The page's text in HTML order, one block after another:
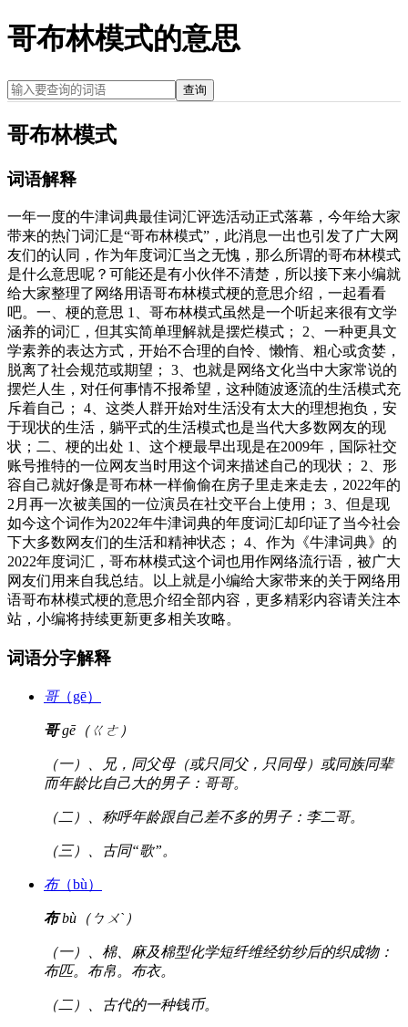
哥布林模式的意思
查询
哥布林模式
词语解释
一年一度的牛津词典最佳词汇评选活动正式落幕，今年给大家
带来的热门词汇是“哥布林模式”，此消息一出也引发了广大网
友们的认同，作为年度词汇当之无愧，那么所谓的哥布林模式
是什么意思呢？可能还是有小伙伴不清楚，所以接下来小编就
给大家整理了网络用语哥布林模式梗的意思介绍，一起看看
吧。一、梗的意思 1、哥布林模式虽然是一个听起来很有文学
涵养的词汇，但其实简单理解就是摆烂模式； 2、一种更具文
学素养的表达方式，开始不合理的自怜、懒惰、粗心或贪婪，
脱离了社会规范或期望； 3、也就是网络文化当中大家常说的
摆烂人生，对任何事情不报希望，这种随波逐流的生活模式充
斥着自己； 4、这类人群开始对生活没有太大的理想抱负，安
于现状的生活，躺平式的生活模式也是当代大多数网友的现
状；二、梗的出处 1、这个梗最早出现是在2009年，国际社交
账号推特的一位网友当时用这个词来描述自己的现状； 2、形
容自己就好像是哥布林一样偷偷在房子里走来走去，2022年的
2月再一次被美国的一位演员在社交平台上使用； 3、但是现
如今这个词作为2022年牛津词典的年度词汇却印证了当今社会
下大多数网友们的生活和精神状态； 4、作为《牛津词典》的
2022年度词汇，哥布林模式这个词也用作网络流行语，被广大
网友们用来自我总结。以上就是小编给大家带来的关于网络用
语哥布林模式梗的意思介绍全部内容，更多精彩内容请关注本
站，小编将持续更新更多相关攻略。
词语分字解释
哥（gē）
哥gē（ㄍㄜ）
（一）、兄，同父母（或只同父，只同母）或同族同辈
而年龄比自己大的男子：哥哥。
（二）、称呼年龄跟自己差不多的男子：李二哥。
（三）、古同“歌”。
布（bù）
布bù（ㄅㄨˋ）
（一）、棉、麻及棉型化学短纤维经纺纱后的织成物：
布匹。布帛。布衣。
（二）、古代的一种钱币。